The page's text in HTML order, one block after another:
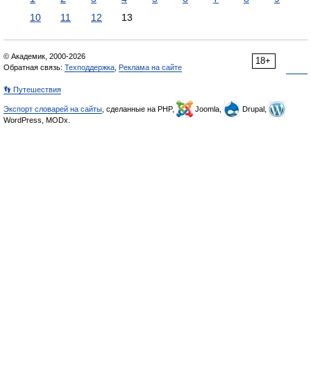
10
11 12 13
18+
© Академик, 2000-2026
Обратная связь: Техподдержка Реклама на сайте
👣 Путешествия
Экспорт словарей на сайты , сделанные на PHP, Joomla,
Drupal,
WordPress, MODx.